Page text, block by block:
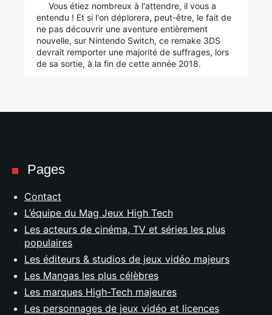
Vous étiez nombreux à l'attendre, il vous a
entendu ! Et si l'on déplorera, peut-être, le fait de
ne pas découvrir une aventure entièrement
nouvelle, sur Nintendo Switch, ce remake 3DS
devrait remporter une majorité de suffrages, lors
de sa sortie, à la fin de cette année 2018.
Pages
Contact
L’équipe du Mag Jeux High Tech
Les acteurs de cinéma, TV et séries les plus
populaires
Les éditeurs & studios de jeux vidéo majeurs
Les Mangas les plus célèbres
Les marques High-Tech majeures
Les personnages de jeux vidéo et licences